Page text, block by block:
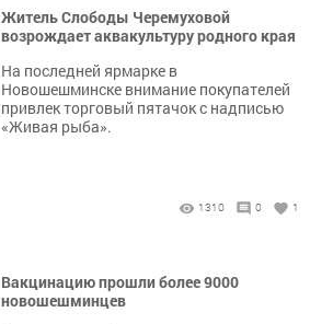
Житель Слободы Черемуховой
возрождает аквакультуру родного края
На последней ярмарке в
Новошешминске внимание покупателей
привлек торговый пятачок с надписью
«Живая рыба».
1310 0 1
Вакцинацию прошли более 9000
новошешминцев